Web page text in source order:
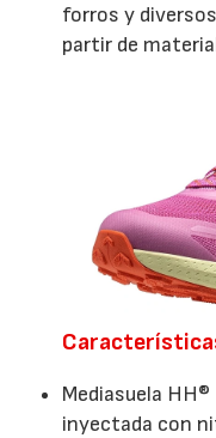
forros y
partir de
Mediasuela
inyectada con